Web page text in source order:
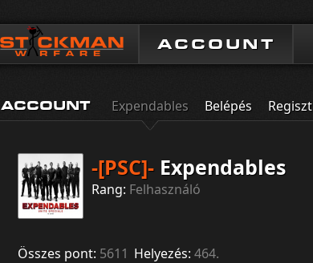
ACCOUNT
ACCOUNT Expendables Belépés
-[PSC]- Expendables
Rang: Felhasználó
Összes pont: 5611 Helyezés: 464.